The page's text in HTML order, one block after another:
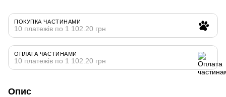
ПОКУПКА ЧАСТИНАМИ
10 платежів по 1 102.20 грн
ОПЛАТА ЧАСТИНАМИ
10 платежів по 1 102.20 грн
Опис